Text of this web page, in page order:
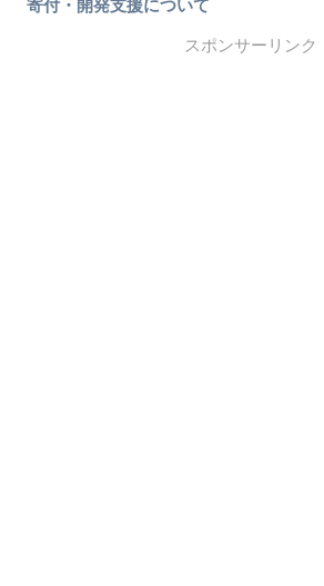
寄付・開発支援について
スポンサーリンク